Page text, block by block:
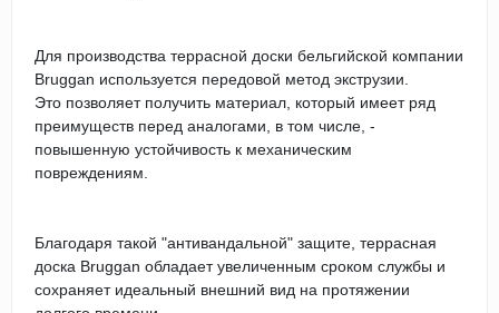
Для производства террасной доски бельгийской компании
Bruggan используется передовой метод экструзии.
Это позволяет получить материал, который имеет ряд
преимуществ перед аналогами, в том числе, -
повышенную устойчивость к механическим
повреждениям.
Благодаря такой "антивандальной" защите, террасная
доска Bruggan обладает увеличенным сроком службы и
сохраняет идеальный внешний вид на протяжении